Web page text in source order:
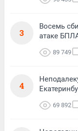
3
Восемь
атаке
89 749
4
69 892